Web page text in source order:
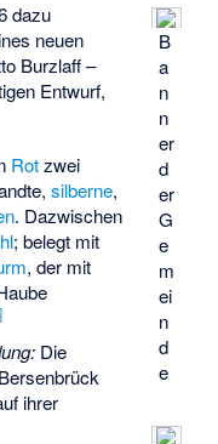
B
a
n
n
er
d
er
G
e
m
ei
n
d
e
dazu
neuen
Burzlaff –
Entwurf,
Rotzwei
silberne,
. Dazwischen
; belegt mit
, der mit
]
Die
ihrer